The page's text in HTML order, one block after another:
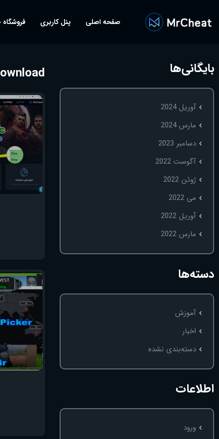
صفحه اصلی پنل کاربری
بایگانی‌ها
آوریل 2024
مارس 2024
دسامبر 2023
آگوست 2022
ژوئن 2022
می 2022
آوریل 2022
مارس 2022
دسته‌ها
آموزش
اخبار
دسته‌بندی نشده
اطلاعات
ورود